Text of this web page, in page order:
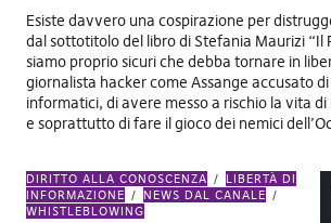
Esiste davvero una cospirazione per
dal sottotitolo del libro di Stefania Maurizi “Il
siamo proprio sicuri che debba tornare in
giornalista hacker come Assange accusato
informatici, di avere messo a rischio la vita
e soprattutto di fare il gioco dei nemici
DIRITTO ALLA CONOSCENZA
LIBERTÀ DI
INFORMAZIONE
NEWS DAL CANALE
WHISTLEBLOWING